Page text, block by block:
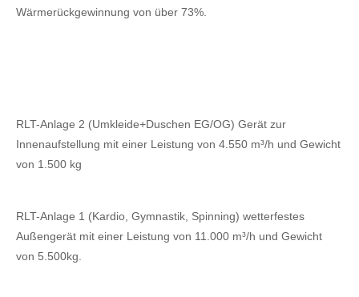
Wärmerückgewinnung von über 73%.
RLT-Anlage 2 (Umkleide+Duschen EG/OG) Gerät zur
Innenaufstellung mit einer Leistung von 4.550 m³/h und Gewicht
von 1.500 kg
RLT-Anlage 1 (Kardio, Gymnastik, Spinning) wetterfestes
Außengerät mit einer Leistung von 11.000 m³/h und Gewicht
von 5.500kg.